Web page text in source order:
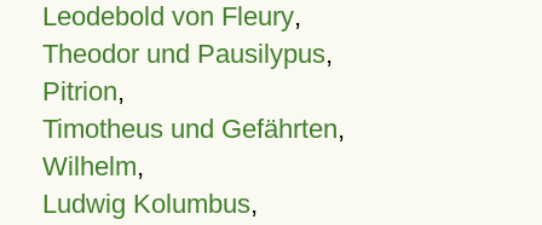
Leodebold von Fleury,
Theodor und Pausilypus,
Pitrion,
Timotheus und Gefährten,
Wilhelm,
Ludwig Kolumbus,